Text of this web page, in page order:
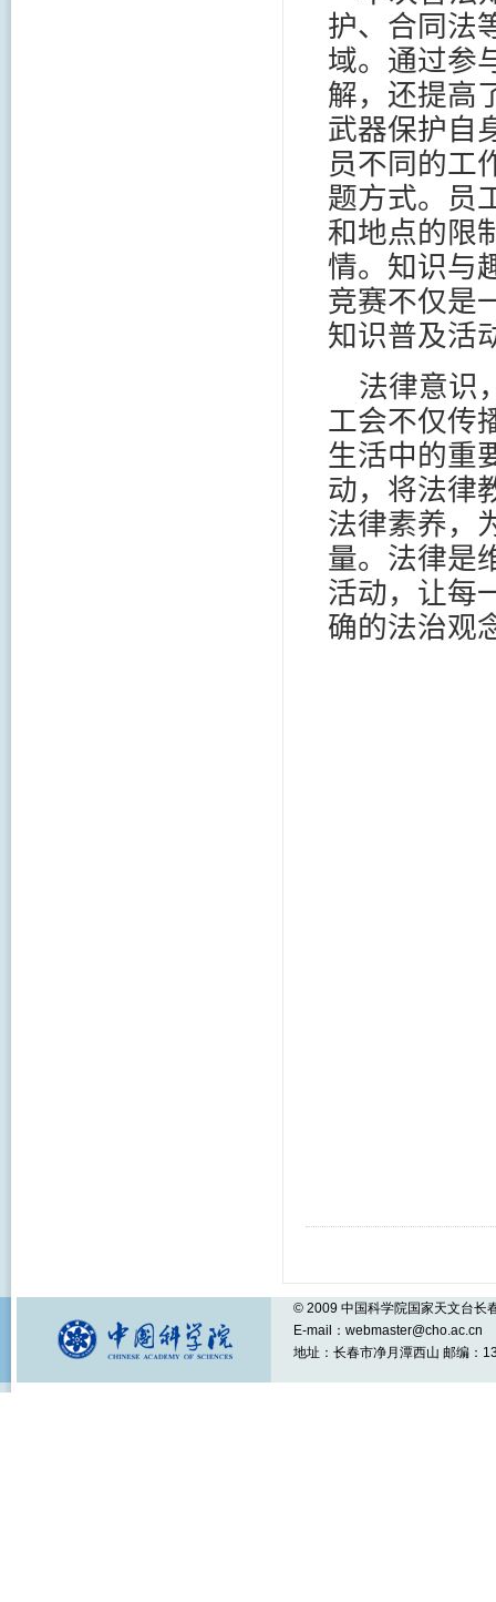
护、合同法
域。通过参
解，还提高
武器保护自
员不同的工
题方式。员
和地点的限
情。知识与
竞赛不仅是
知识普及活
法律意识
工会不仅传
生活中的重
动，将法律
法律素养，
量。法律是
活动，让每
确的法治观
© 2009 中国科学院国家天文台长
E-mail：webmaster@cho.ac.cn
地址：长春市净月潭西山 邮编：